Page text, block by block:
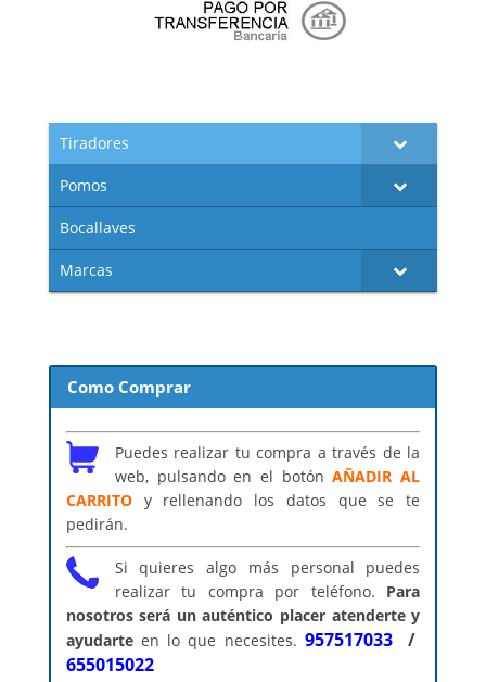
Tiradores
Pomos
Bocallaves
Marcas
Como Comprar
Puedes realizar tu compra a través de la
web, pulsando en el botónAÑADIR AL
CARRITOy rellenando los datos que se te
pedirán.
Si quieres algo más personal puedes
realizar tu compra por teléfono. Para
nosotros será un auténtico placer atenderte y
ayudarteen lo que necesites. 957517033/
655015022